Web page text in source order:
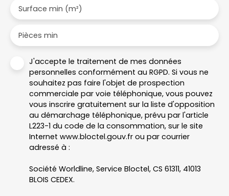
Surface min (m²)
Pièces min
J'accepte le traitement de mes données
personnelles conformément au RGPD. Si vous ne
souhaitez pas faire l'objet de prospection
commerciale par voie téléphonique, vous pouvez
vous inscrire gratuitement sur la liste d'opposition
au démarchage téléphonique, prévu par l'article
L223-1 du code de la consommation, sur le site
Internet www.bloctel.gouv.fr ou par courrier
adressé à :
Société Worldline, Service Bloctel, CS 61311, 41013
BLOIS CEDEX.